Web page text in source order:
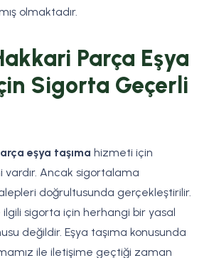
olmaktadır.
Parça Eşya
Sigorta Geçerli
eşya taşıma hizmeti için
Ancak sigortalama
doğrultusunda gerçekleştirilir.
sigorta için herhangi bir yasal
değildir. Eşya taşıma konusunda
ile iletişime geçtiği zaman